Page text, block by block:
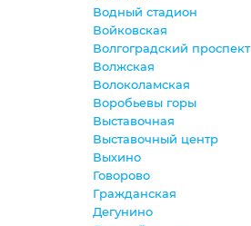
Водный стадион
Войковская
Волгоградский проспект
Волжская
Волоколамская
Воробьевы горы
Выставочная
Выставочный центр
Выхино
Говорово
Гражданская
Дегунино